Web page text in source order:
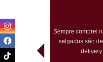
os
o
Pedimos para
bem embalado.
temático